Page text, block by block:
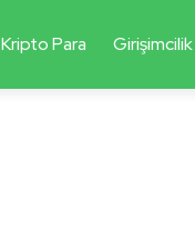
Kripto Para Girişimcilik